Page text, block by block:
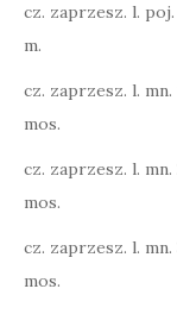
cz. zaprzesz. l. poj.
m.
cz. zaprzesz. l. mn.
mos.
cz. zaprzesz. l. mn.
mos.
cz. zaprzesz. l. mn.
mos.